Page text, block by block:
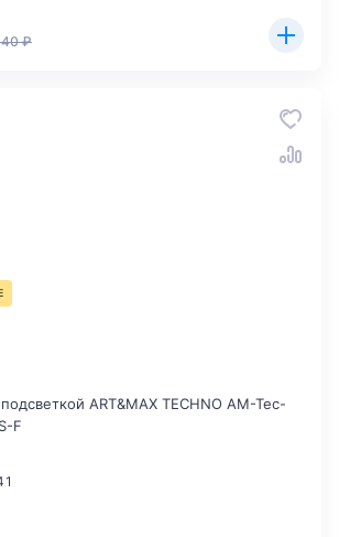
₽
ART&MAX TECHNO AM-Tec-
F